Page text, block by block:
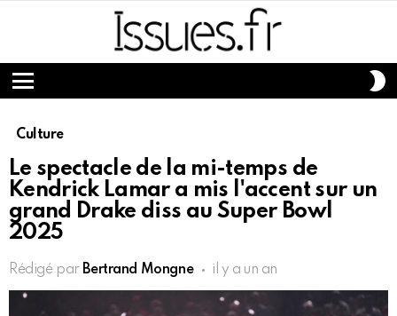
Menu
Culture
Le spectacle de la mi-temps de
Kendrick Lamar a mis l'accent sur un
grand Drake diss au Super Bowl
2025
Rédigé par Bertrand Mongne il y a un an